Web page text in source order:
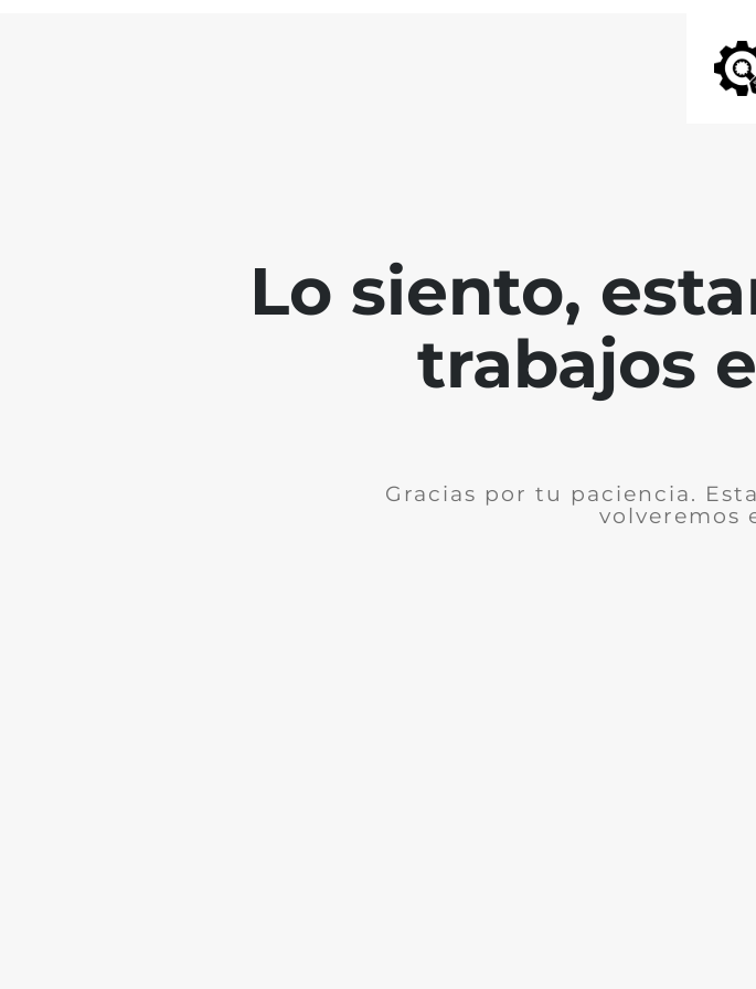
Lo siento,
trabajos
Gracias por tu paciencia.
volveremos